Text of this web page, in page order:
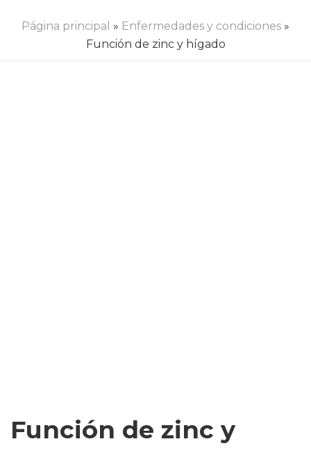
Página principal » Enfermedades y condiciones »
Función de zinc y hígado
Función de zinc y